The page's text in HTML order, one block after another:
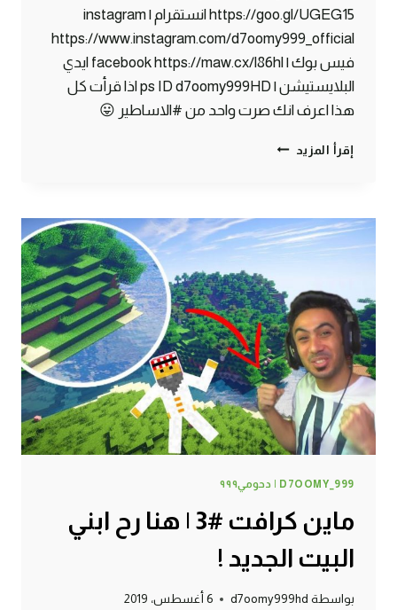
https://goo.gl/UGEG15 انستقرام | instagram
https://www.instagram.com/d7oomy999_official
فيس بوك | facebook https://maw.cx/l86hl ايدي
البلايستيشن | ps ID d7oomy999HD اذا قرأت كل
هذا اعرف انك صرت واحد من #الاساطير 😛
إقرأ المزيد ماين
تجهيز
بناء
D7OOMY_999 | دحومي٩٩٩
ماين كرافت #3 | هنا رح ابني
البيت الجديد !
بواسطة d7oomy999hd 6 أغسطس، 2019